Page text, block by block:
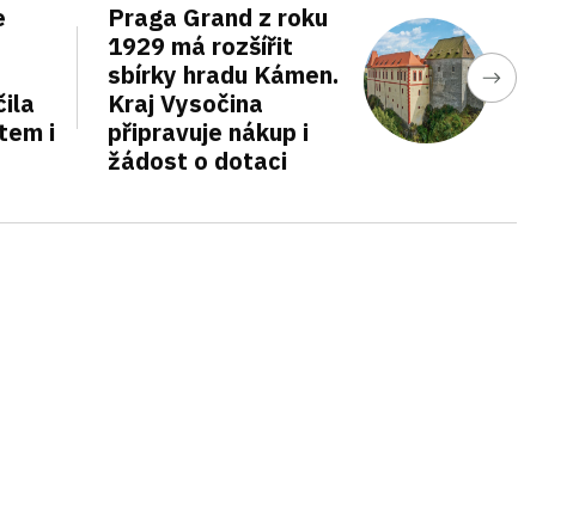
i
Praga Grand z roku
1929 má rozšířit
sbírky hradu Kámen.
Kraj Vysočina
připravuje nákup i
žádost o dotaci